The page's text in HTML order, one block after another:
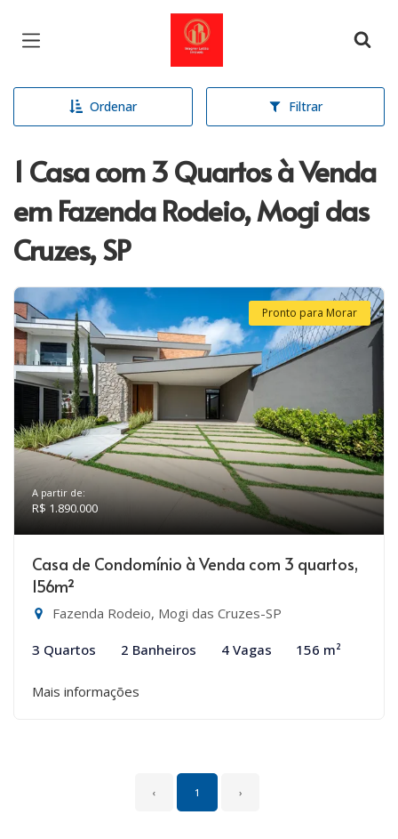
Página inicial
Ordenar Filtrar
1 Casa com 3 Quartos à Venda
em Fazenda Rodeio, Mogi das
Cruzes, SP
Pronto para Morar
A partir de:
R$ 1.890.000
Casa de Condomínio à Venda com 3 quartos,
156m²
Fazenda Rodeio, Mogi das Cruzes-SP
3 Quartos 2 Banheiros 4 Vagas 156 m²
Mais informações
‹ 1 ›